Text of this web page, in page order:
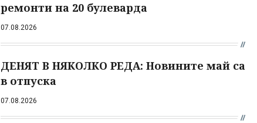
ремонти на 20 булеварда
07.08.2026
ДЕНЯТ В НЯКОЛКО РЕДА: Новините май са
в отпуска
07.08.2026